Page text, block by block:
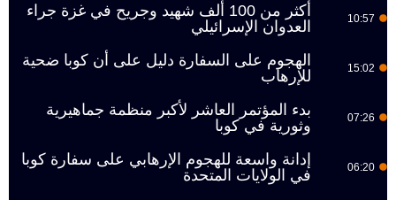
10:57
أكثر من 100 ألف شهيد وجريح في غزة جراء
العدوان الإسرائيلي
15:02
الهجوم على السفارة دليل على أن كوبا ضحية
للإرهاب
07:26
بدء المؤتمر العاشر لأكبر منظمة جماهيرية
وثورية في كوبا
06:20
إدانة واسعة للهجوم الإرهابي على سفارة كوبا
في الولايات المتحدة